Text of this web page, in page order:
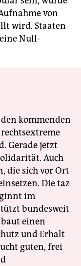
von
wird. Staaten
Null-
kommenden
Gerade jetzt
Auch
die sich vor Ort
Die taz
im
bundesweit
einen
und Erhalt
guten, frei